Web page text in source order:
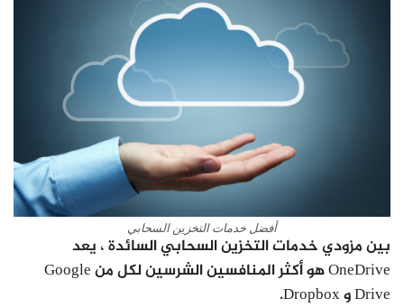
أفضل خدمات التخزين السحابي
بين مزودي خدمات التخزين السحابي السائدة ، يعد
OneDrive هو أكثر المنافسين الشرسين لكل من Google
Drive و Dropbox.